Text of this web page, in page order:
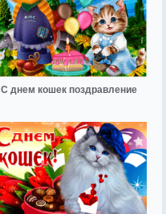
С днем кошек поздравление